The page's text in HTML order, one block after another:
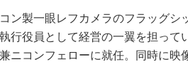
ン製一眼レフカメラのフラッグシ
行役員として経営の一翼を担って
ニコンフェローに就任。同時に映